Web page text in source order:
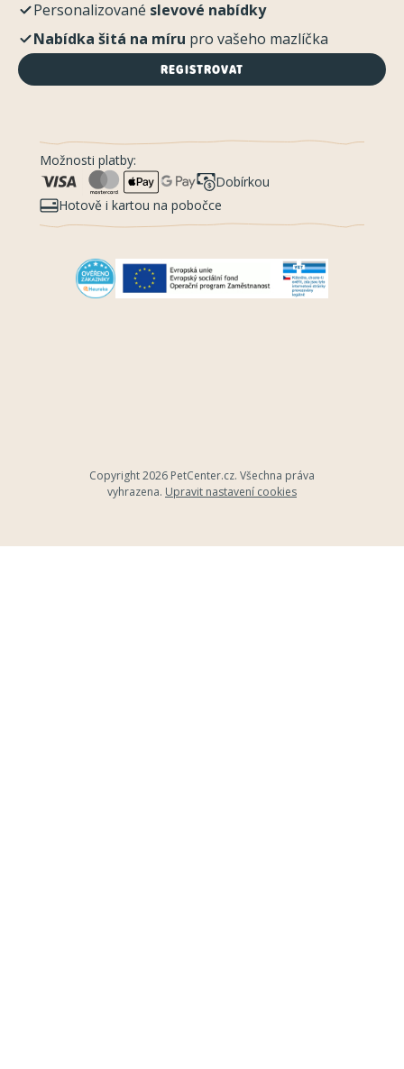
Personalizované slevové nabídky
Nabídka šitá na míru pro vašeho mazlíčka
REGISTROVAT
Možnosti platby:
Dobírkou
Hotově i kartou na pobočce
Copyright 2026 PetCenter.cz. Všechna práva
vyhrazena. Upravit nastavení cookies